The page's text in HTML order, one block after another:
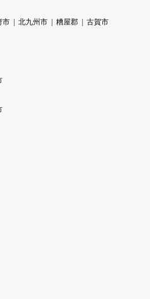
市 北九州市 糟屋郡
古賀市